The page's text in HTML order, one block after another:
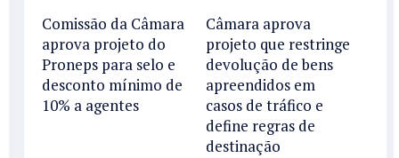
Comissão da Câmara
aprova projeto do
Proneps para selo e
desconto mínimo de
10% a agentes
Câmara aprova
projeto que restringe
devolução de bens
apreendidos em
casos de tráfico e
define regras de
destinação